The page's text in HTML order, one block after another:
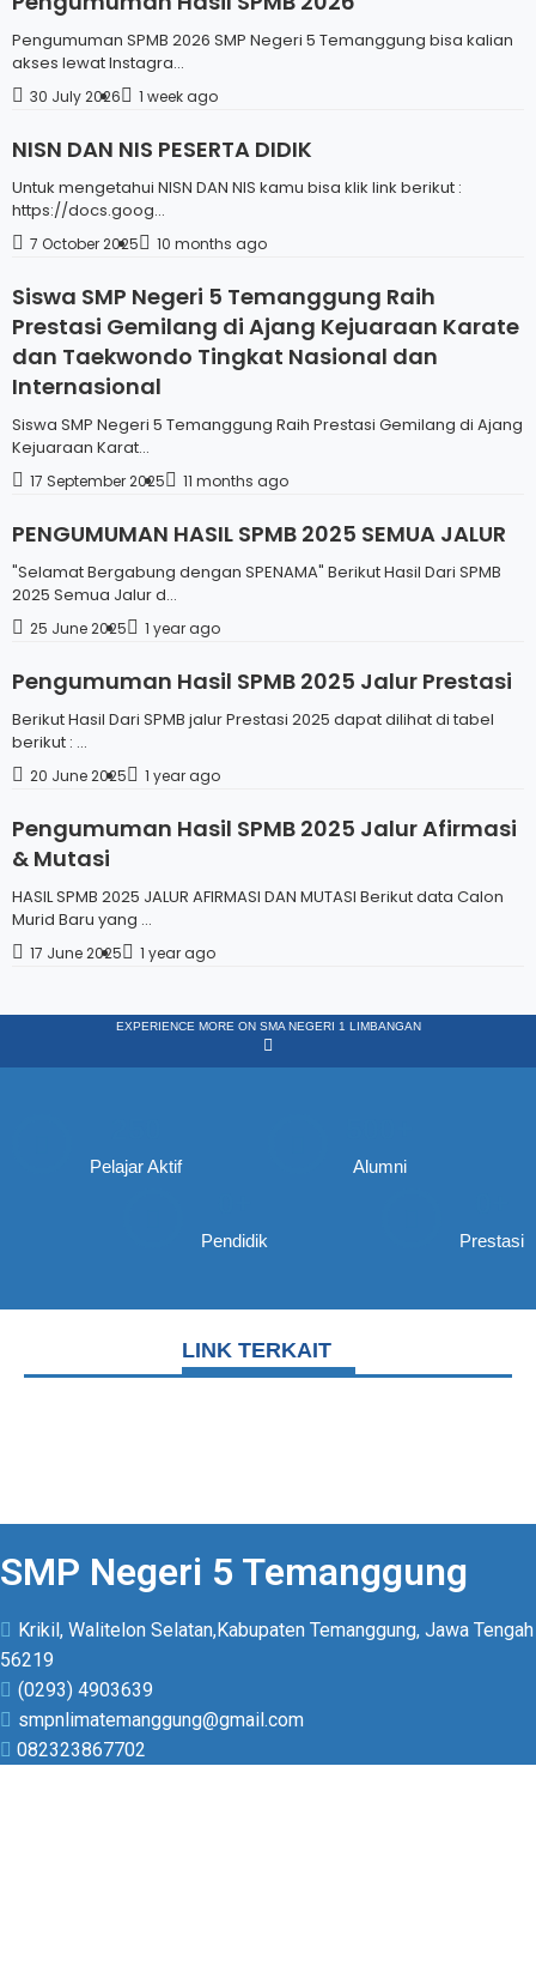
Pengumuman SPMB 2026 SMP Negeri 5 Temanggung bisa kalian
akses lewat Instagra...
30 July 2026 1 week ago
NISN DAN NIS PESERTA DIDIK
Untuk mengetahui NISN DAN NIS kamu bisa klik link berikut :
https://docs.goog...
7 October 2025 10 months ago
Siswa SMP Negeri 5 Temanggung Raih
Prestasi Gemilang di Ajang Kejuaraan Karate
dan Taekwondo Tingkat Nasional dan
Internasional
Siswa SMP Negeri 5 Temanggung Raih Prestasi Gemilang di Ajang
Kejuaraan Karat...
17 September 2025 11 months ago
PENGUMUMAN HASIL SPMB 2025 SEMUA JALUR
"Selamat Bergabung dengan SPENAMA" Berikut Hasil Dari SPMB
2025 Semua Jalur d...
25 June 2025 1 year ago
Pengumuman Hasil SPMB 2025 Jalur Prestasi
Berikut Hasil Dari SPMB jalur Prestasi 2025 dapat dilihat di tabel
berikut : ...
20 June 2025 1 year ago
Pengumuman Hasil SPMB 2025 Jalur Afirmasi
& Mutasi
HASIL SPMB 2025 JALUR AFIRMASI DAN MUTASI Berikut data Calon
Murid Baru yang ...
17 June 2025 1 year ago
EXPERIENCE MORE ON SMA NEGERI 1 LIMBANGAN
Pelajar Aktif Alumni
Pendidik Prestasi
LINK TERKAIT
SMP Negeri 5 Temanggung
Krikil, Walitelon Selatan,Kabupaten Temanggung, Jawa Tengah
56219
(0293) 4903639
smpnlimatemanggung@gmail.com
082323867702